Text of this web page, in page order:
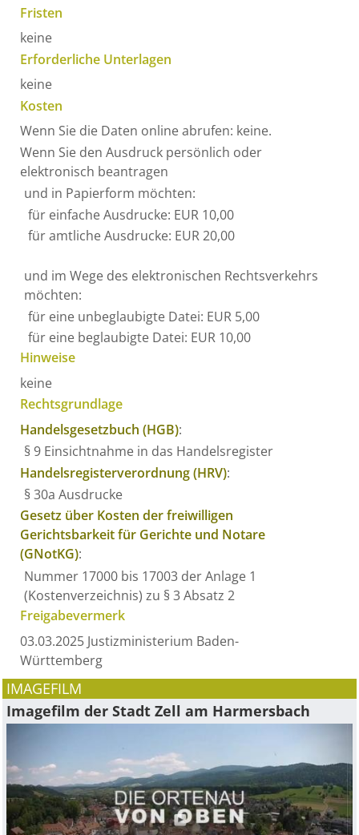
Fristen
keine
Erforderliche Unterlagen
keine
Kosten
Wenn Sie die Daten online abrufen: keine.
Wenn Sie den Ausdruck persönlich oder
elektronisch beantragen
und in Papierform möchten:
für einfache Ausdrucke: EUR 10,00
für amtliche Ausdrucke: EUR 20,00
und im Wege des elektronischen Rechtsverkehrs
möchten:
für eine unbeglaubigte Datei: EUR 5,00
für eine beglaubigte Datei: EUR 10,00
Hinweise
keine
Rechtsgrundlage
Handelsgesetzbuch (HGB):
§ 9 Einsichtnahme in das Handelsregister
Handelsregisterverordnung (HRV):
§ 30a Ausdrucke
Gesetz über Kosten der freiwilligen
Gerichtsbarkeit für Gerichte und Notare
(GNotKG):
Nummer 17000 bis 17003 der Anlage 1
(Kostenverzeichnis) zu § 3 Absatz 2
Freigabevermerk
03.03.2025 Justizministerium Baden-
Württemberg
IMAGEFILM
Imagefilm der Stadt Zell am Harmersbach